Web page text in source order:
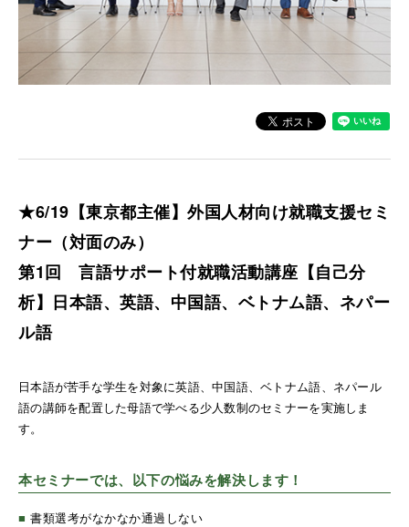
★6/19【東京都主催】外国人材向け就職支援セミ
ナー（対面のみ）
第1回 言語サポート付就職活動講座【自己分
析】日本語、英語、中国語、ベトナム語、ネパー
ル語
日本語が苦手な学生を対象に英語、中国語、ベトナム語、ネパール
語の講師を配置した母語で学べる少人数制のセミナーを実施しま
す。
本セミナーでは、以下の悩みを解決します！
■書類選考がなかなか通過しない